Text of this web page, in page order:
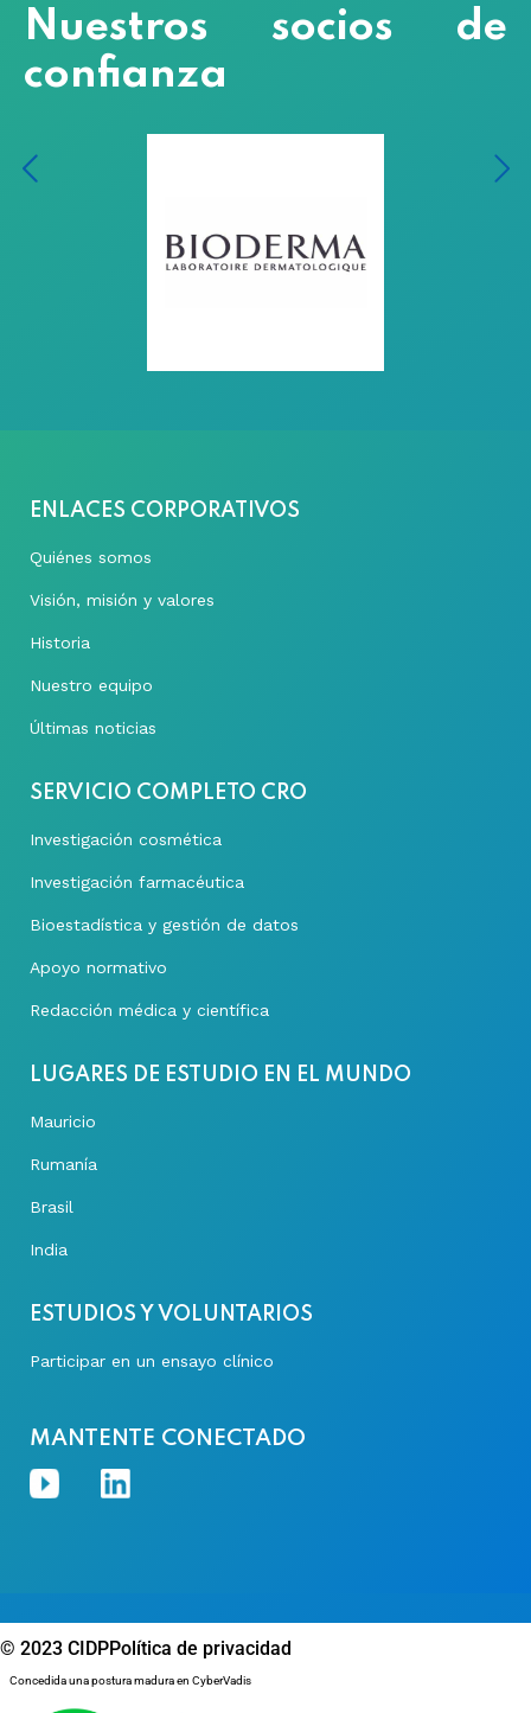
Nuestros socios de
confianza
ENLACES CORPORATIVOS
Quiénes somos
Visión, misión y valores
Historia
Nuestro equipo
Últimas noticias
SERVICIO COMPLETO CRO
Investigación cosmética
Investigación farmacéutica
Bioestadística y gestión de datos
Apoyo normativo
Redacción médica y científica
LUGARES DE ESTUDIO EN EL MUNDO
Mauricio
Rumanía
Brasil
India
ESTUDIOS Y VOLUNTARIOS
Participar en un ensayo clínico
MANTENTE CONECTADO
© 2023 CIDPPolítica de privacidad
Concedida una postura madura en CyberVadis